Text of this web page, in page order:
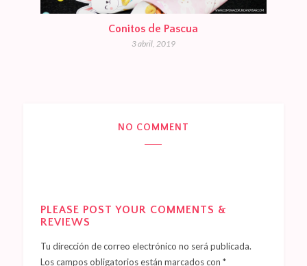
Conitos de Pascua
3 abril, 2019
NO COMMENT
PLEASE POST YOUR COMMENTS &
REVIEWS
Tu dirección de correo electrónico no será publicada.
Los campos obligatorios están marcados con *